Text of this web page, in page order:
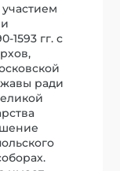
1593 гг. с
ради